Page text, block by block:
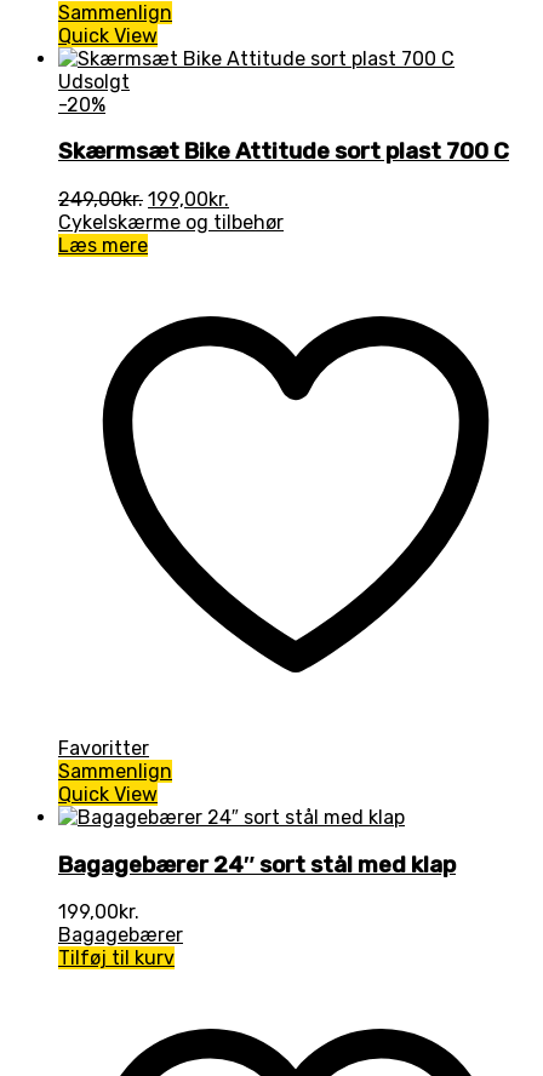
Sammenlign
Quick View
Udsolgt
-20%
Skærmsæt Bike Attitude sort plast 700 C
249,00kr. Den
oprindelige
pris
199,00kr.
aktuelle
Cykelskærme og tilbehør
Læs mere
Favoritter
Sammenlign
Quick View
Bagagebærer 24″ sort stål med klap
199,00kr.
Bagagebærer
Tilføj til kurv